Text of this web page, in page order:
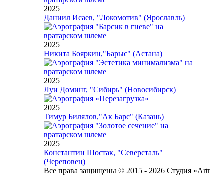
2025
Даниил Исаев, "Локомотив" (Ярославль)
2025
Никита Бояркин,"Барыс" (Астана)
2025
Луи Доминг, "Сибирь" (Новосибирск)
2025
Тимур Билялов,"Ак Барс" (Казань)
2025
Константин Шостак, "Северсталь"
(Череповец)
Все права защищены © 2015 - 2026 Студия